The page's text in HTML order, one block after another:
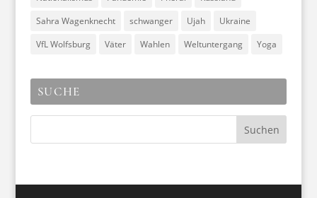
Sahra Wagenknecht
schwanger Ujah
Ukraine
VfL Wolfsburg
Väter Wahlen Weltuntergang Yoga
SUCHE